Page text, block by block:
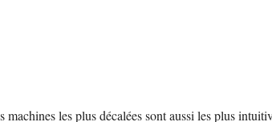
les plus décalées sont aussi les plus